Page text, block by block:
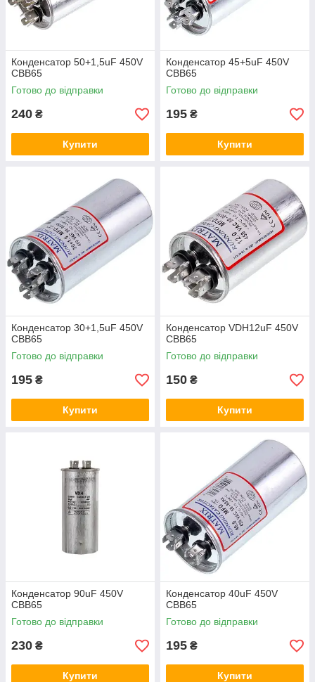
Конденсатор 50+1,5uF 450V
CBB65
Готово до відправки
240 ₴
Купити
Конденсатор 45+5uF 450V
CBB65
Готово до відправки
195 ₴
Купити
Конденсатор 30+1,5uF 450V
CBB65
Готово до відправки
195 ₴
Купити
Конденсатор VDH12uF 450V
CBB65
Готово до відправки
150 ₴
Купити
Конденсатор 90uF 450V
CBB65
Готово до відправки
230 ₴
Купити
Конденсатор 40uF 450V
CBB65
Готово до відправки
195 ₴
Купити